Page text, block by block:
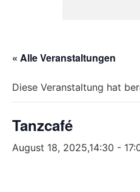
« Alle Veranstaltungen
Diese Veranstaltung hat
Tanzcafé
August 18, 2025,14:30 -